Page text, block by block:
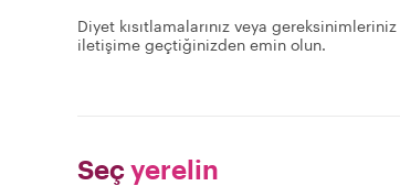
Diyet kısıtlamalarınız veya
iletişime geçtiğinizden emin olun.
Seçyerelin